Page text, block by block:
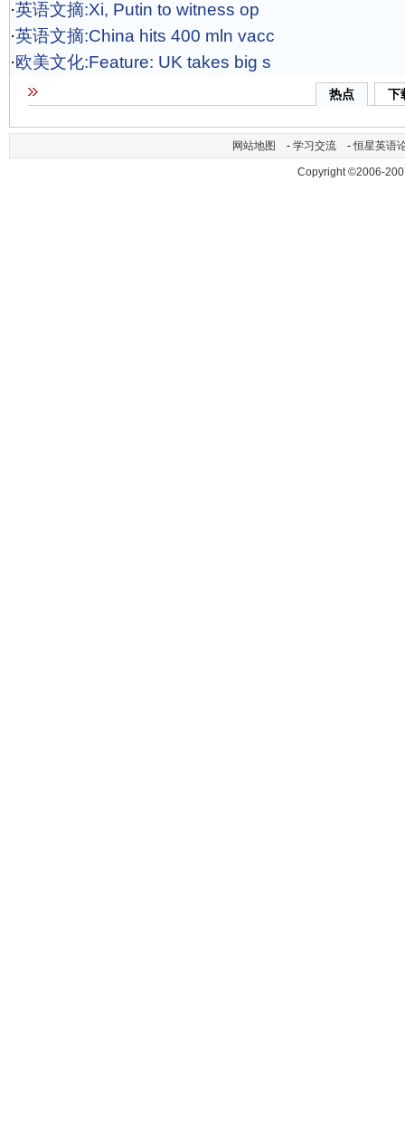
·英语文摘:Xi, Putin to witness op
·英语文摘:China hits 400 mln vacc
·欧美文化:Feature: UK takes big s
热点 下
网站地图 - 学习交流 -恒星英语
Copyright ©2006-